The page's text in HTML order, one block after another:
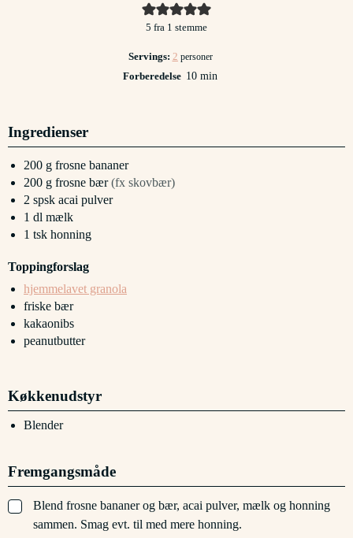
5 fra 1 stemme
Servings: 2 personer
Forberedelse 10minutter
min
Ingredienser
200 g frosne bananer
200 g frosne bær (fx skovbær)
2 spsk acai pulver
1 dl mælk
1 tsk honning
Toppingforslag
hjemmelavet granola
friske bær
kakaonibs
peanutbutter
Køkkenudstyr
Blender
Fremgangsmåde
▢
Blend frosne bananer og bær, acai pulver, mælk og honning
sammen. Smag evt. til med mere honning.